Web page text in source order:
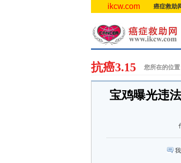
ikcw.com 癌症救助
抗癌3.15 您所在的位置
宝鸡曝光违